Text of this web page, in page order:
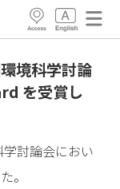
境科学討論
を受賞し
討論会におい
。